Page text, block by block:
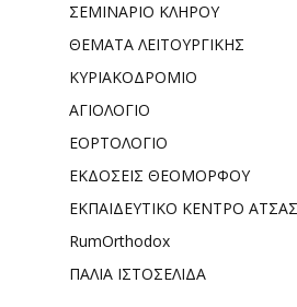
ΣΕΜΙΝΑΡΙΟ ΚΛΗΡΟΥ
ΘΕΜΑΤΑ ΛΕΙΤΟΥΡΓΙΚΗΣ
ΚΥΡΙΑΚΟΔΡΟΜΙΟ
ΑΓΙΟΛΟΓΙΟ
ΕΟΡΤΟΛΟΓΙΟ
ΕΚΔΟΣΕΙΣ ΘΕΟΜΟΡΦΟΥ
ΕΚΠΑΙΔΕΥΤΙΚΟ ΚΕΝΤΡΟ ΑΤΣΑΣ
RumOrthodox
ΠΑΛΙΑ ΙΣΤΟΣΕΛΙΔΑ